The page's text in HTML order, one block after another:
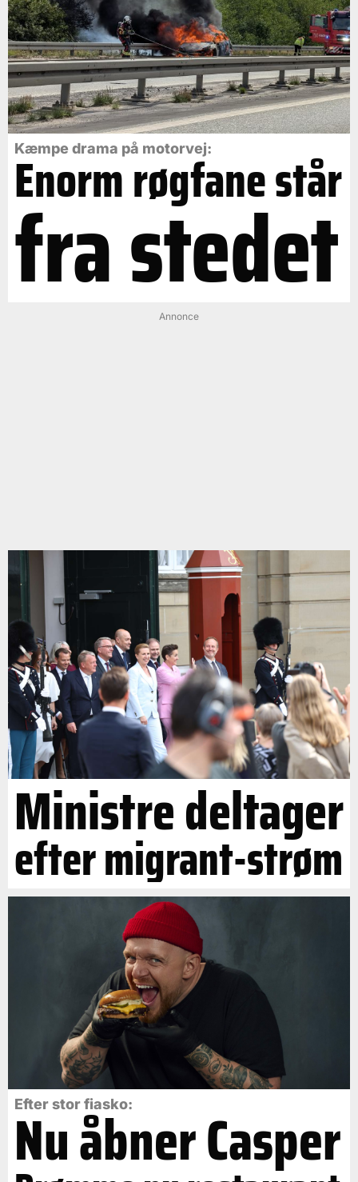
Kæmpe drama på motorvej:
Enorm røgfane står
fra stedet
Annonce
Ministre deltager
efter migrant-strøm
Efter stor fiasko:
Nu åbner Casper